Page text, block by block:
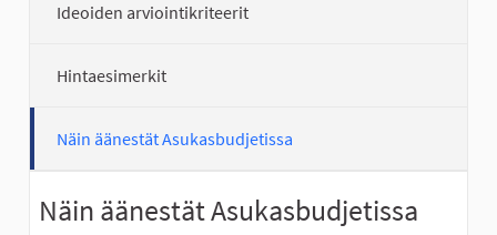
Ideoiden arviointikriteerit
Hintaesimerkit
Näin äänestät Asukasbudjetissa
Näin äänestät Asukasbudjetissa